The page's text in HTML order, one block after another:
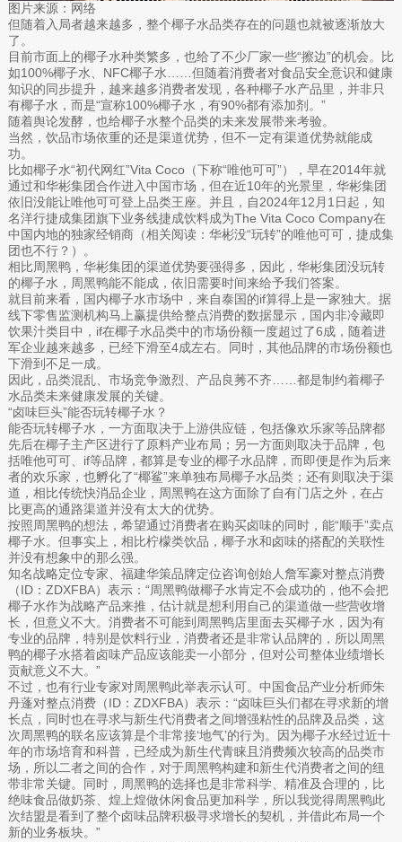
图片来源：网络
但随着入局者越来越多，整个椰子水品类存在的问题也就被逐渐放大
了。
目前市面上的椰子水种类繁多，也给了不少厂家一些“擦边”的机会。比
如100%椰子水、NFC椰子水……但随着消费者对食品安全意识和健康
知识的同步提升，越来越多消费者发现，各种椰子水产品里，并非只
有椰子水，而是“宣称100%椰子水，有90%都有添加剂。”
随着舆论发酵，也给椰子水整个品类的未来发展带来考验。
当然，饮品市场依重的还是渠道优势，但不一定有渠道优势就能成
功。
比如椰子水“初代网红”Vita Coco（下称“唯他可可”），早在2014年就
通过和华彬集团合作进入中国市场，但在近10年的光景里，华彬集团
依旧没能让唯他可可登上品类王座。并且，自2024年12月1日起，知
名洋行捷成集团旗下业务线捷成饮料成为The Vita Coco Company在
中国内地的独家经销商（相关阅读：华彬没“玩转”的唯他可可，捷成集
团也不行？）。
相比周黑鸭，华彬集团的渠道优势要强得多，因此，华彬集团没玩转
的椰子水，周黑鸭能不能成，依旧需要时间来给予我们答案。
就目前来看，国内椰子水市场中，来自泰国的if算得上是一家独大。据
线下零售监测机构马上赢提供给整点消费的数据显示，国内非冷藏即
饮果汁类目中，if在椰子水品类中的市场份额一度超过了6成，随着进
军企业越来越多，已经下滑至4成左右。同时，其他品牌的市场份额也
下滑到不足一成。
因此，品类混乱、市场竞争激烈、产品良莠不齐……都是制约着椰子
水品类未来健康发展的关键。
“卤味巨头”能否玩转椰子水？
能否玩转椰子水，一方面取决于上游供应链，包括像欢乐家等品牌都
先后在椰子主产区进行了原料产业布局；另一方面则取决于品牌，包
括唯他可可、if等品牌，都算是专业的椰子水品牌，而即便是作为后来
者的欢乐家，也孵化了“椰鲨”来单独布局椰子水品类；还有则取决于渠
道，相比传统快消品企业，周黑鸭在这方面除了自有门店之外，在占
比更高的通路渠道并没有太大的优势。
按照周黑鸭的想法，希望通过消费者在购买卤味的同时，能“顺手”卖点
椰子水。但事实上，相比柠檬类饮品，椰子水和卤味的搭配的关联性
并没有想象中的那么强。
知名战略定位专家、福建华策品牌定位咨询创始人詹军豪对整点消费
（ID：ZDXFBA）表示：“周黑鸭做椰子水肯定不会成功的，他不会把
椰子水作为战略产品来推，估计就是想利用自己的渠道做一些营收增
长，但意义不大。消费者不可能到周黑鸭店里面去买椰子水，因为有
专业的品牌，特别是饮料行业，消费者还是非常认品牌的，所以周黑
鸭的椰子水搭着卤味产品应该能卖一小部分，但对公司整体业绩增长
贡献意义不大。”
不过，也有行业专家对周黑鸭此举表示认可。中国食品产业分析师朱
丹蓬对整点消费（ID：ZDXFBA）表示：“卤味巨头们都在寻求新的增
长点，同时也在寻求与新生代消费者之间增强粘性的品牌及品类，这
次周黑鸭的联名应该算是个非常接‘地气’的行为。因为椰子水经过近十
年的市场培育和科普，已经成为新生代青睐且消费频次较高的品类市
场，所以二者之间的合作，对于周黑鸭构建和新生代消费者之间的纽
带非常关键。同时，周黑鸭的选择也是非常科学、精准及合理的，比
绝味食品做奶茶、煌上煌做休闲食品更加科学，所以我觉得周黑鸭此
次结盟是看到了整个卤味品牌积极寻求增长的契机，并借此布局一个
新的业务板块。”